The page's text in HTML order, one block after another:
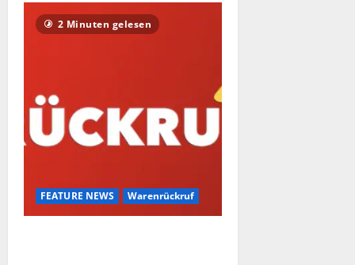
2 Minuten gelesen
FEATURE NEWS Warenrückruf